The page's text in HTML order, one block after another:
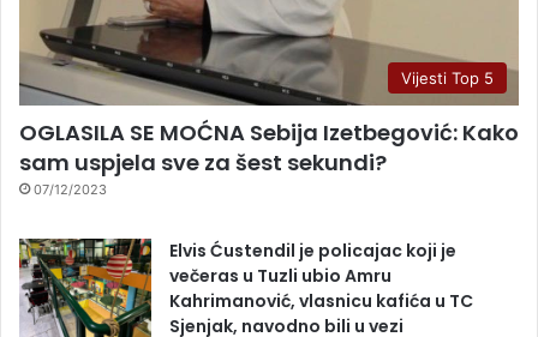
Vijesti Top 5
OGLASILA SE MOĆNA Sebija Izetbegović: Kako
sam uspjela sve za šest sekundi?
07/12/2023
Elvis Ćustendil je policajac koji je
večeras u Tuzli ubio Amru
Kahrimanović, vlasnicu kafića u TC
Sjenjak, navodno bili u vezi